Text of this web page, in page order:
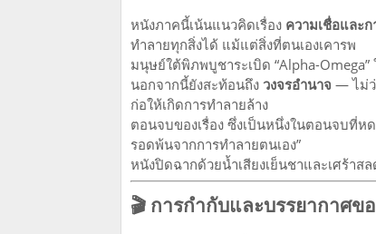
หนังภาคนี้เน้นแนวคิดเรื่อง ความเชื่อและก
ทำลายทุกสิ่งได้ แม้แต่สิ่งที่ตนเองเคารพ
มนุษย์ใต้พิภพบูชาระเบิด “Alpha-
นอกจากนี้ยังสะท้อนถึง วงจรอำนาจ — ไม่ว่
ก่อให้เกิดการทำลายล้าง
ตอนจบของเรื่อง ซึ่งเป็นหนึ่งในตอนจบที่
รอดพ้นจากการทำลายตนเอง”
หนังปิดฉากด้วยน้ำเสียงเย็นชาและเศร้า
🎬 การกำกับและบรรยากาศข